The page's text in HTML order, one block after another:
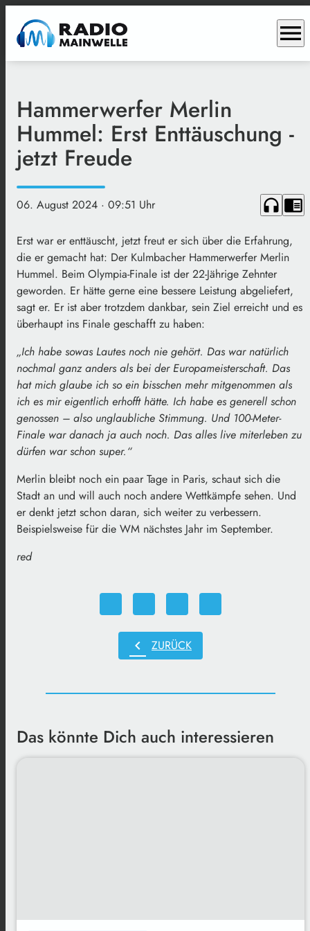
menu
Hammerwerfer Merlin
Hummel: Erst Enttäuschung -
jetzt Freude
06. August 2024 · 09:51 Uhr headphones chrome_reader_mode
Erst war er enttäuscht, jetzt freut er sich über die Erfahrung,
die er gemacht hat: Der Kulmbacher Hammerwerfer Merlin
Hummel. Beim Olympia-Finale ist der 22-Jährige Zehnter
geworden. Er hätte gerne eine bessere Leistung abgeliefert,
sagt er. Er ist aber trotzdem dankbar, sein Ziel erreicht und es
überhaupt ins Finale geschafft zu haben:
„Ich habe sowas Lautes noch nie gehört. Das war natürlich
nochmal ganz anders als bei der Europameisterschaft. Das
hat mich glaube ich so ein bisschen mehr mitgenommen als
ich es mir eigentlich erhofft hätte. Ich habe es generell schon
genossen – also unglaubliche Stimmung. Und 100-Meter-
Finale war danach ja auch noch. Das alles live miterleben zu
dürfen war schon super.“
Merlin bleibt noch ein paar Tage in Paris, schaut sich die
Stadt an und will auch noch andere Wettkämpfe sehen. Und
er denkt jetzt schon daran, sich weiter zu verbessern.
Beispielsweise für die WM nächstes Jahr im September.
red
chevron_left ZURÜCK
Das könnte Dich auch interessieren